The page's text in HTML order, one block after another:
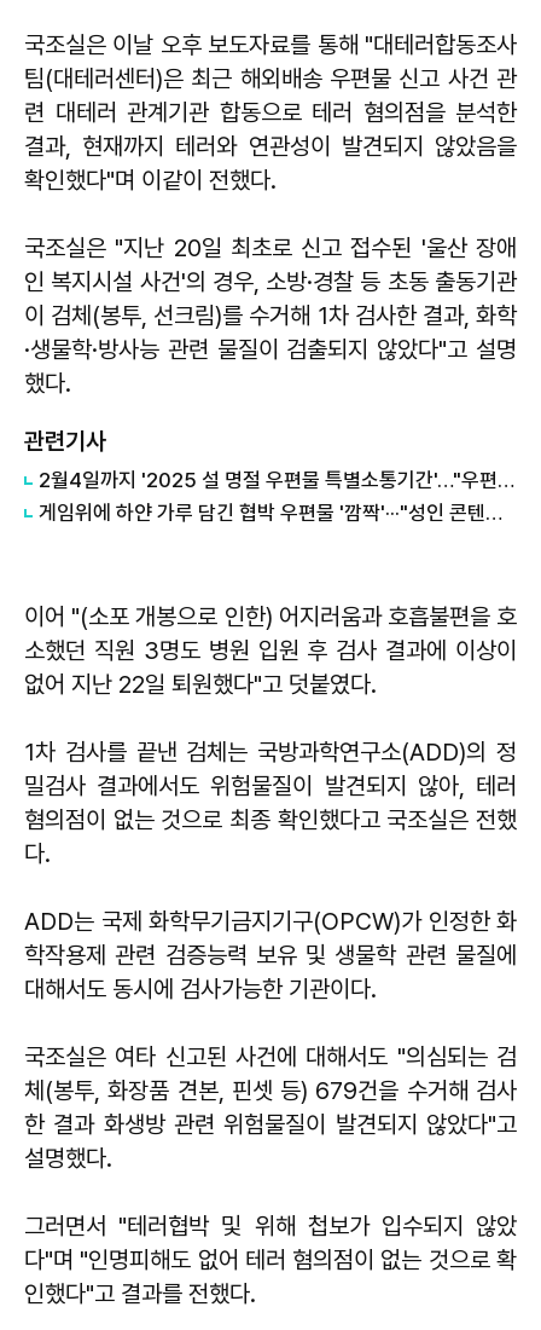
국조실은 이날 오후 보도자료를 통해 "대테러합동조사
팀(대테러센터)은 최근 해외배송 우편물 신고 사건 관
련 대테러 관계기관 합동으로 테러 혐의점을 분석한
결과, 현재까지 테러와 연관성이 발견되지 않았음을
확인했다"며 이같이 전했다.
국조실은 "지난 20일 최초로 신고 접수된 '울산 장애
인 복지시설 사건'의 경우, 소방·경찰 등 초동 출동기관
이 검체(봉투, 선크림)를 수거해 1차 검사한 결과, 화학
·생물학·방사능 관련 물질이 검출되지 않았다"고 설명
했다.
관련기사
2월4일까지 '2025 설 명절 우편물 특별소통기간'…"우편물 안전·신속 배달 주력"
게임위에 하얀 가루 담긴 협박 우편물 '깜짝'···"성인 콘텐츠 차단 불만"
이어 "(소포 개봉으로 인한) 어지러움과 호흡불편을 호
소했던 직원 3명도 병원 입원 후 검사 결과에 이상이
없어 지난 22일 퇴원했다"고 덧붙였다.
1차 검사를 끝낸 검체는 국방과학연구소(ADD)의 정
밀검사 결과에서도 위험물질이 발견되지 않아, 테러
혐의점이 없는 것으로 최종 확인했다고 국조실은 전했
다.
ADD는 국제 화학무기금지기구(OPCW)가 인정한 화
학작용제 관련 검증능력 보유 및 생물학 관련 물질에
대해서도 동시에 검사가능한 기관이다.
국조실은 여타 신고된 사건에 대해서도 "의심되는 검
체(봉투, 화장품 견본, 핀셋 등) 679건을 수거해 검사
한 결과 화생방 관련 위험물질이 발견되지 않았다"고
설명했다.
그러면서 "테러협박 및 위해 첩보가 입수되지 않았
다"며 "인명피해도 없어 테러 혐의점이 없는 것으로 확
인했다"고 결과를 전했다.